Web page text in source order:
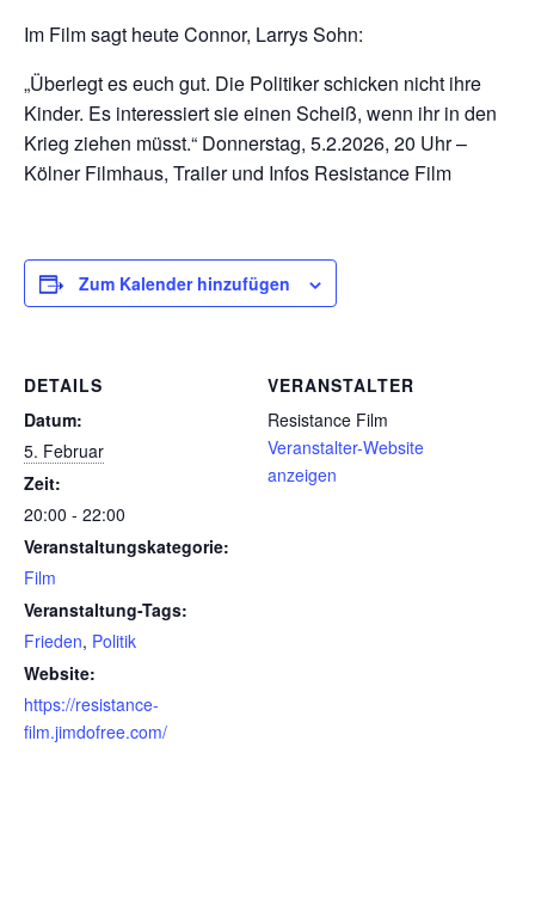
Im Film sagt heute Connor, Larrys Sohn:
„Überlegt es euch gut. Die Politiker schicken nicht ihre
Kinder. Es interessiert sie einen Scheiß, wenn ihr in den
Krieg ziehen müsst.“ Donnerstag, 5.2.2026, 20 Uhr –
Kölner Filmhaus, Trailer und Infos Resistance Film
Zum Kalender hinzufügen
DETAILS
Datum:
5. Februar
Zeit:
20:00 - 22:00
Veranstaltungskategorie:
Film
Veranstaltung-Tags:
Frieden, Politik
Website:
https://resistance-
film.jimdofree.com/
VERANSTALTER
Resistance Film
Veranstalter-Website
anzeigen